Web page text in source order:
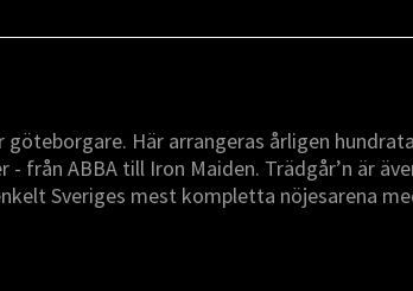
Här arrangeras årligen
från ABBA till Iron Maiden. Trädgår’n är
Sveriges mest kompletta nöjesarena